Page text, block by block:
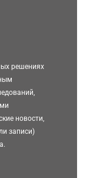
решениях
новости,
записи)